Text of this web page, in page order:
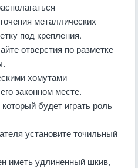
металлических
под крепления.
отверстия по разметке
хомутами
законном месте.
будет играть роль
установите точильный
иметь удлиненный шкив,